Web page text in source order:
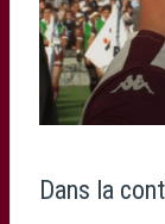
Dans la